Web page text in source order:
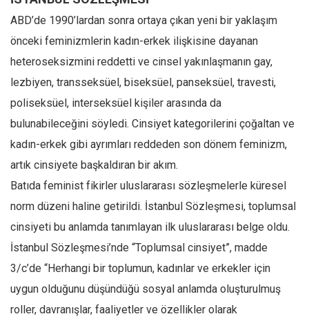
Afrika
İslam Dünyası
Amerika
Avustralya
Tarih
Düşünce
Dosyalar
ABD’de 1990’lardan sonra ortaya çıkan yeni bir yaklaşım
önceki feminizmlerin kadın-erkek ilişkisine dayanan
heteroseksizmini reddetti ve cinsel yakınlaşmanın gay,
lezbiyen, transseksüel, biseksüel, panseksüel, travesti,
poliseksüel, interseksüel kişiler arasında da
bulunabileceğini söyledi. Cinsiyet kategorilerini çoğaltan ve
kadın-erkek gibi ayrımları reddeden son dönem feminizm,
artık cinsiyete başkaldıran bir akım.
Batıda feminist fikirler uluslararası sözleşmelerle küresel
norm düzeni haline getirildi. İstanbul Sözleşmesi, toplumsal
cinsiyeti bu anlamda tanımlayan ilk uluslararası belge oldu.
İstanbul Sözleşmesi’nde “Toplumsal cinsiyet”, madde
3/c’de “Herhangi bir toplumun, kadınlar ve erkekler için
uygun olduğunu düşündüğü sosyal anlamda oluşturulmuş
roller, davranışlar, faaliyetler ve özellikler olarak